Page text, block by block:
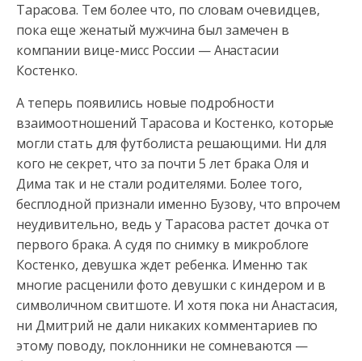
Тарасова. Тем более что, по словам очевидцев,
пока еще женатый мужчина был замечен в
компании вице-мисс России — Анастасии
Костенко.
А теперь появились новые подробности
взаимоотношений Тарасова и Костенко, которые
могли стать для футболиста решающими. Ни для
кого не секрет, что за почти 5 лет брака Оля и
Дима так и не стали родителями. Более того,
бесплодной признали именно Бузову, что впрочем
неудивительно, ведь у Тарасова растет дочка от
первого брака. А судя по снимку в микроблоге
Костенко, девушка ждет ребенка. Именно так
многие расценили фото девушки с киндером и в
символичном свитшоте. И хотя пока ни Анастасия,
ни Дмитрий не дали никаких комментариев по
этому поводу, поклонники не сомневаются —